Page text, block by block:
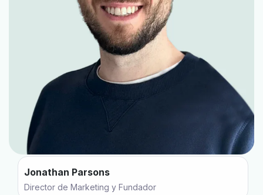
Jonathan Parsons
Director de Marketing y Fundador